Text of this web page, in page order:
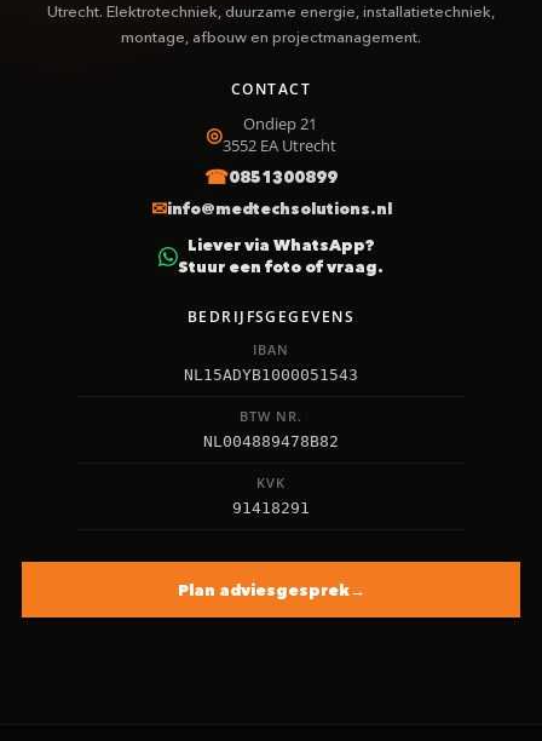
Utrecht. Elektrotechniek, duurzame energie, installatietechniek,
montage, afbouw en projectmanagement.
CONTACT
Ondiep 21
3552 EA Utrecht
0851300899
info@medtechsolutions.nl
Liever via WhatsApp?
Stuur een foto of vraag.
BEDRIJFSGEGEVENS
IBAN
NL15ADYB1000051543
BTW NR.
NL004889478B82
KVK
91418291
Plan adviesgesprek